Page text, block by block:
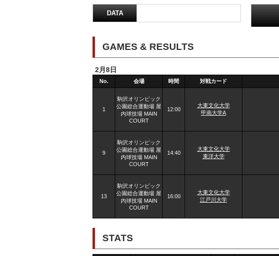
DATA
GAMES & RESULTS
2月8日
No. 会場 時間 対戦カード
1
駒沢オリンピック
公園総合運動場 屋
内球技場 MAIN
COURT
12:00
大東文化大学
甲南大学A
9
駒沢オリンピック
公園総合運動場 屋
内球技場 MAIN
COURT
14:40
大東文化大学
東洋大学
13
駒沢オリンピック
公園総合運動場 屋
内球技場 MAIN
COURT
16:00
大東文化大学
江戸川大学
STATS